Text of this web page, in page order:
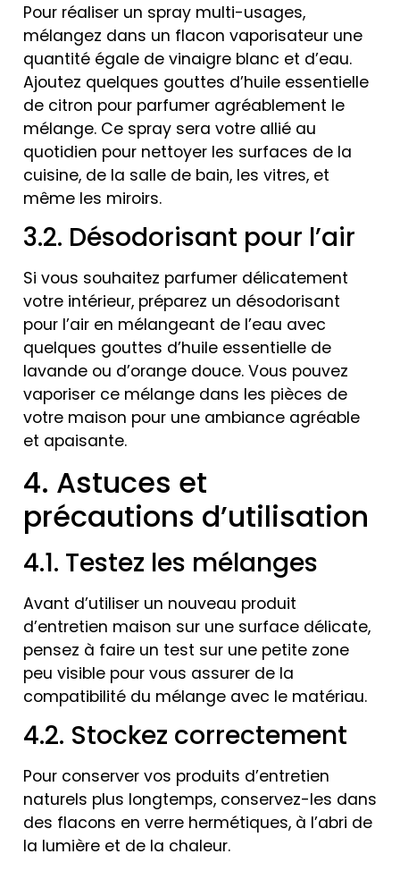
Pour réaliser un spray multi-usages,
mélangez dans un flacon vaporisateur une
quantité égale de vinaigre blanc et d’eau.
Ajoutez quelques gouttes d’huile essentielle
de citron pour parfumer agréablement le
mélange. Ce spray sera votre allié au
quotidien pour nettoyer les surfaces de la
cuisine, de la salle de bain, les vitres, et
même les miroirs.
3.2. Désodorisant pour l’air
Si vous souhaitez parfumer délicatement
votre intérieur, préparez un désodorisant
pour l’air en mélangeant de l’eau avec
quelques gouttes d’huile essentielle de
lavande ou d’orange douce. Vous pouvez
vaporiser ce mélange dans les pièces de
votre maison pour une ambiance agréable
et apaisante.
4. Astuces et
précautions d’utilisation
4.1. Testez les mélanges
Avant d’utiliser un nouveau produit
d’entretien maison sur une surface délicate,
pensez à faire un test sur une petite zone
peu visible pour vous assurer de la
compatibilité du mélange avec le matériau.
4.2. Stockez correctement
Pour conserver vos produits d’entretien
naturels plus longtemps, conservez-les dans
des flacons en verre hermétiques, à l’abri de
la lumière et de la chaleur.